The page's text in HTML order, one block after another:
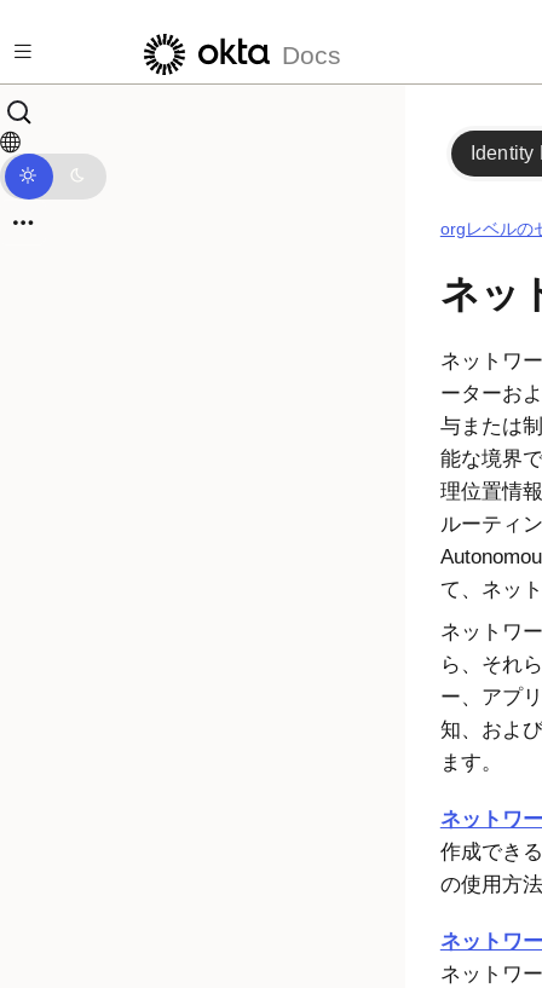
Docs
Identity
orgレベルの
ネッ
ネットワ
ーターお
与または
能な境界
理位置情
ルーティ
て、ネッ
ネットワ
ら、それ
ー、アプ
知、およ
ます。
ネットワ
作成でき
の使用方
ネットワ
ネットワ